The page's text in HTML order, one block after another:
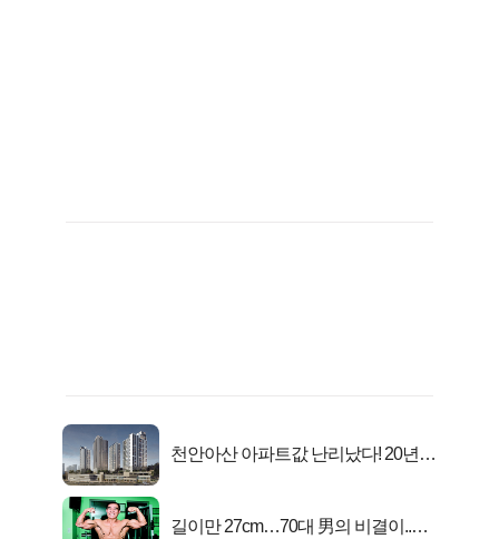
천안아산 아파트값 난리났다! 20년
길이만 27cm…70대 男의 비결이..충